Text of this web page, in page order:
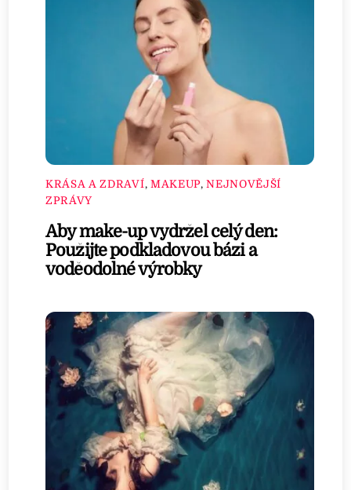
KRÁSA A ZDRAVÍ, MAKEUP,NEJNOVĚJŠÍ
ZPRÁVY
Aby make-up vydržel celý den:
Použijte podkladovou bázi a
voděodolné výrobky